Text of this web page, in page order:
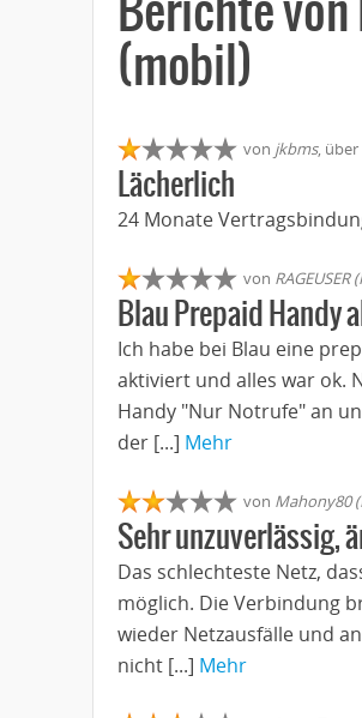
(mobil)
von jkbms, über
Lächerlich
24 Monate
von RAGEUSER
Blau Prepaid Handy
Ich habe bei Blau eine
aktiviert und alles war ok.
Handy "Nur Notrufe" an
der [...] Mehr
von Mahony80
Sehr unzuverlässig,
Das schlechteste Netz,
möglich. Die Verbindung
wieder Netzausfälle und
nicht [...] Mehr